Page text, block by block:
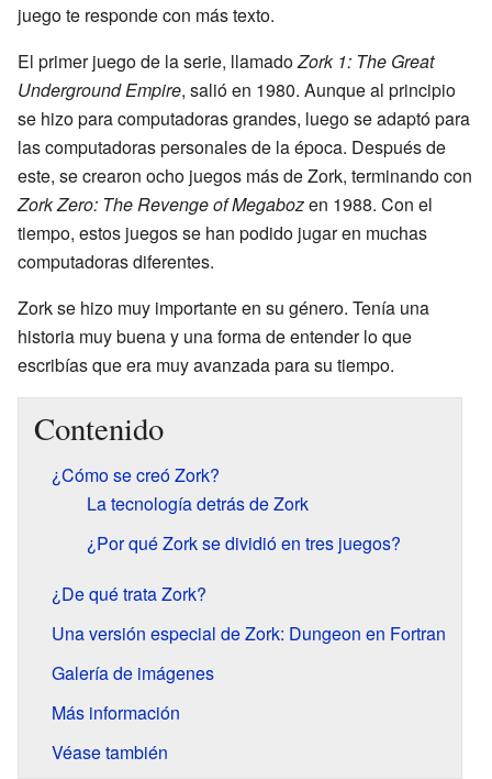
juego te responde con más texto.
El primer juego de la serie, llamadoZork 1: The Great
Underground Empire, salió en 1980. Aunque al principio
se hizo para computadoras grandes, luego se adaptó para
las computadoras personales de la época. Después de
este, se crearon ocho juegos más de Zork, terminando con
Zork Zero: The Revenge of Megabozen 1988. Con el
tiempo, estos juegos se han podido jugar en muchas
computadoras diferentes.
Zork se hizo muy importante en su género. Tenía una
historia muy buena y una forma de entender lo que
escribías que era muy avanzada para su tiempo.
Contenido
¿Cómo se creó Zork?
La tecnología detrás de Zork
¿Por qué Zork se dividió en tres juegos?
¿De qué trata Zork?
Una versión especial de Zork: Dungeon en Fortran
Galería de imágenes
Más información
Véase también